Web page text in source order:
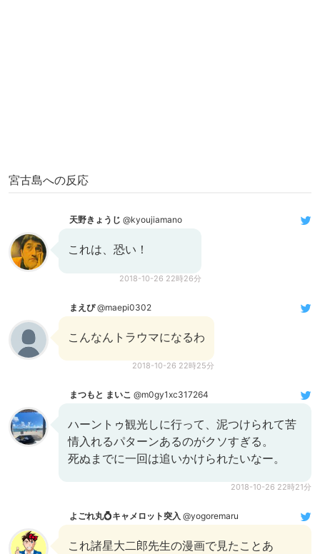
宮古島への反応
天野きょうじ @kyoujiamano
これは、恐い！
2018-10-26 22時26分
まえぴ@maepi0302
こんなんトラウマになるわ
2018-10-26 22時25分
まつもと まいこ @m0gy1xc317264
ハーントゥ観光しに行って、泥つけられて苦
情入れるパターンあるのがクソすぎる。
死ぬまでに一回は追いかけられたいなー。
2018-10-26 22時21分
よごれ丸💍キャメロット突入 @yogoremaru
これ諸星大二郎先生の漫画で見たことあ